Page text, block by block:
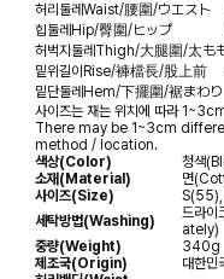
허리둘레 Waist/腰圍/ウエスト
힙둘레 Hip/臀圍/ヒップ
허벅지둘레 Thigh/大腿圍/太も
밑위길이 Rise/褲檔長/股上前
밑단둘레 Hem/下擺圍/裾まわり
사이즈는 재는 위치에 따라
There may be 1~3cm
method / location.
색상(Color)
청색
소재(Material)
면
사이즈(Size)
세탁방법(Washing)
드라
ately)
중량(Weight)
340g
제조국(Origin)
대한